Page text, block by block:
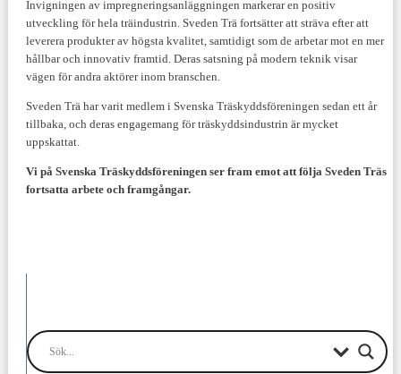
Invigningen av impregneringsanläggningen markerar en positiv
utveckling för hela träindustrin. Sveden Trä fortsätter att sträva efter att
leverera produkter av högsta kvalitet, samtidigt som de arbetar mot en mer
hållbar och innovativ framtid. Deras satsning på modern teknik visar
vägen för andra aktörer inom branschen.
Sveden Trä har varit medlem i Svenska Träskyddsföreningen sedan ett år
tillbaka, och deras engagemang för träskyddsindustrin är mycket
uppskattat.
Vi på Svenska Träskyddsföreningen ser fram emot att följa Sveden Träs
fortsatta arbete och framgångar.